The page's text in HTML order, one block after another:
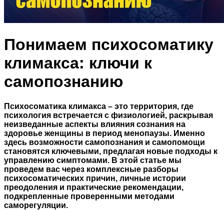
Понимаем психосоматику
климакса: ключи к
самопознанию
Психосоматика климакса – это территория, где
психология встречается с физиологией, раскрывая
неизведанные аспекты влияния сознания на
здоровье женщины в период менопаузы. Именно
здесь возможности самопознания и самопомощи
становятся ключевыми, предлагая новые подходы к
управлению симптомами. В этой статье мы
проведем вас через комплексные разборы
психосоматических причин, личные истории
преодоления и практические рекомендации,
подкрепленные проверенными методами
саморегуляции.